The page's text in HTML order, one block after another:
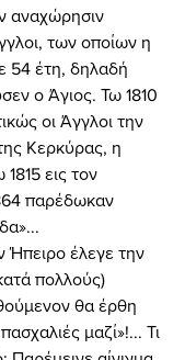
αναχώρησιν
των οποίων η
54 έτη, δηλαδή
ο Άγιος. Τω 1810
οι Άγγλοι την
Κερκύρας, η
εις τον
παρέδωκαν
πολλούς)
θα έρθη
μαζί»!... Τι